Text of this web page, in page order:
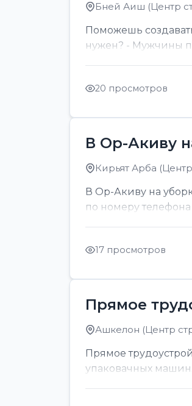
Бней Аиш (Центр
Поможешь
нужен? - Мужчины
20 просмотров
В Ор-Акиву
Кирьят Арба
В Ор-Акиву на
по номеру телефона
17 просмотров
Прямое
Ашкелон (Центр
Прямое
упаковачных